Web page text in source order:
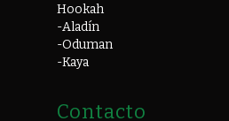
Hookah
-Aladín
-Oduman
-Kaya
Contacto